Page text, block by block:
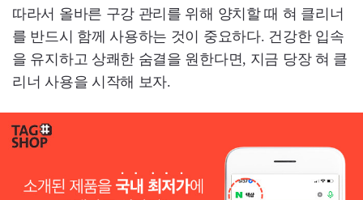
따라서 올바른 구강 관리를 위해 양치할 때 혀 클리너
를 반드시 함께 사용하는 것이 중요하다. 건강한 입속
을 유지하고 상쾌한 숨결을 원한다면, 지금 당장 혀 클
리너 사용을 시작해 보자.